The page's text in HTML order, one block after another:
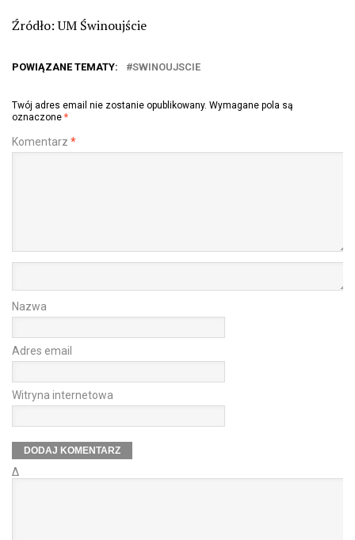
Źródło: UM Świnoujście
POWIĄZANE TEMATY: SWINOUJSCIE
Twój adres email nie zostanie opublikowany. Wymagane pola są
oznaczone *
Komentarz *
Nazwa
Adres email
Witryna internetowa
Δ